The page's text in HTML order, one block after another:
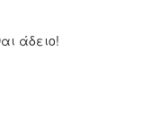
άδειο!